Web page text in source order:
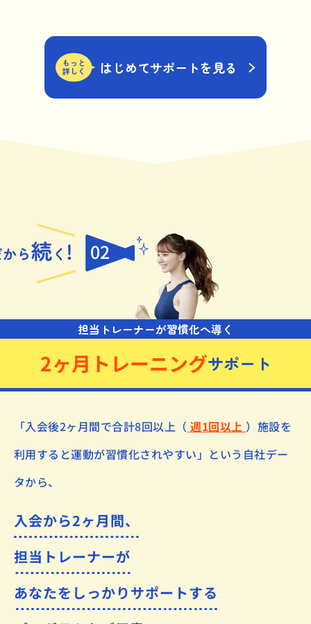
もっと
詳しく はじめてサポートを見る
サポート
2ヶ月トレーニング
担当トレーナーが習慣化へ導く
02
「入会後2ヶ月間で合計8回以上（ 週1回以上 ） 施設を
利用すると運動が習慣化されやすい」 という自社デー
タから、
入会から2ヶ月間、
担当トレーナーが
あなたをしっかりサポートする